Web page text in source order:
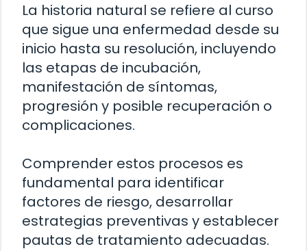
La historia natural se refiere al curso
que sigue una enfermedad desde su
inicio hasta su resolución, incluyendo
las etapas de incubación,
manifestación de síntomas,
progresión y posible recuperación o
complicaciones.
Comprender estos procesos es
fundamental para identificar
factores de riesgo, desarrollar
estrategias preventivas y establecer
pautas de tratamiento adecuadas.